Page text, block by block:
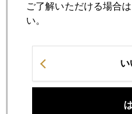
2019年11月18日
赤字まみれの国、アメリカ
2019年11月15日
韓国経済苦境、日本への影響
ご了解いただける場合
い。
い